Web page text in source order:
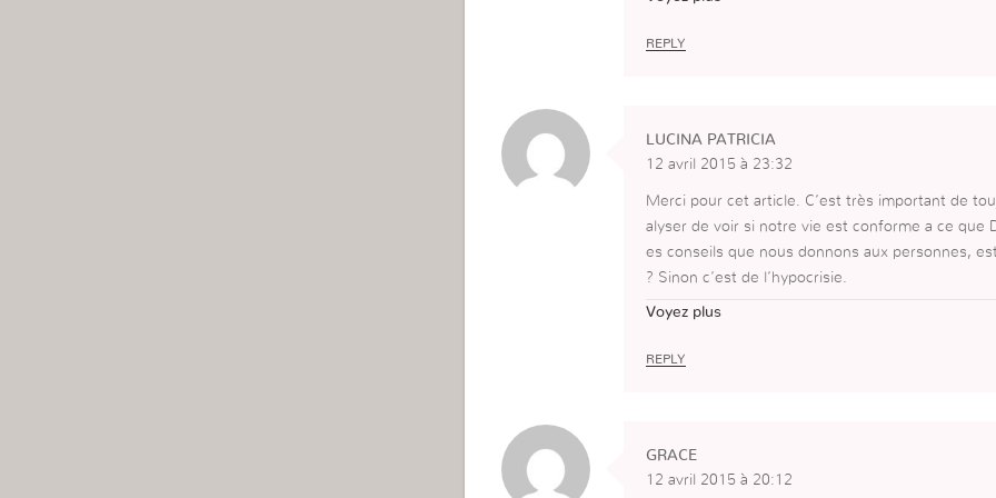
cela est la base de tout! Des le depart ! Le Saint
REPLY
LUCINA PATRICIA
12 avril 2015 à 23:32
Merci pour cet article. C’est très important de
alyser de voir si notre vie est conforme a ce que
es conseils que nous donnons aux personnes,
? Sinon c’est de l’hypocrisie.
Je suis préoccupée par mon salut, pour moi
e, mais mon salut est mon objectif principal. Cela
t que je voulais une chose changer de vie,
Voyez plus
REPLY
GRACE
12 avril 2015 à 20:12